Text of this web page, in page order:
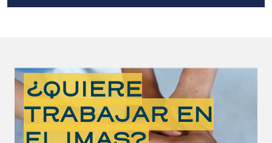
¿QUIERE
TRABAJAR EN
EL IMAS?